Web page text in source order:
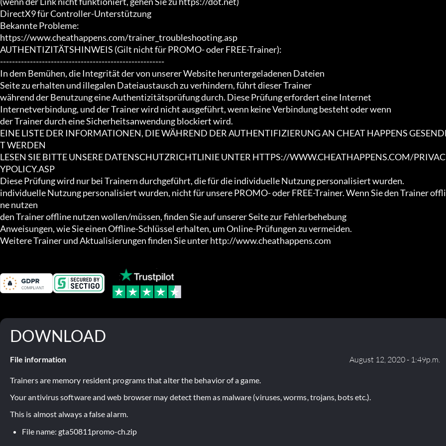
DirectX9 für Controller-Unterstützung
Bekannte Probleme:
https://www.cheathappens.com/trainer_troubleshooting.asp
AUTHENTIZITÄTSHINWEIS (Gilt nicht für PROMO- oder FREE-Trainer):
-------------------------------------------------------
In dem Bemühen, die Integrität der von unserer Website heruntergeladenen Dateien
Seite zu erhalten und illegalen Dateiaustausch zu verhindern, führt dieser Trainer
während der Benutzung eine Authentizitätsprüfung durch. Diese Prüfung erfordert eine Internet
Internetverbindung, und der Trainer wird nicht ausgeführt, wenn keine Verbindung besteht oder wenn
der Trainer durch eine Sicherheitsanwendung blockiert wird.
EINE LISTE DER INFORMATIONEN, DIE WÄHREND DER AUTHENTIFIZIERUNG AN CHEAT HAPPENS
T WERDEN
LESEN SIE BITTE UNSERE DATENSCHUTZRICHTLINIE UNTER HTTPS://WWW.CHEATHAPPENS.COM/PRIVAC
YPOLICY.ASP
Diese Prüfung wird nur bei Trainern durchgeführt, die für die individuelle Nutzung personalisiert wurden.
individuelle Nutzung personalisiert wurden, nicht für unsere PROMO- oder FREE-Trainer. Wenn Sie den Trainer offli
ne nutzen
den Trainer offline nutzen wollen/müssen, finden Sie auf unserer Seite zur Fehlerbehebung
Anweisungen, wie Sie einen Offline-Schlüssel erhalten, um Online-Prüfungen zu vermeiden.
Weitere Trainer und Aktualisierungen finden Sie unter http://www.cheathappens.com
DOWNLOAD
File information August 12, 2020 - 1:49p.m.
Trainers are memory resident programs that alter the behavior of a game.
Your antivirus software and web browser may detect them as malware (viruses, worms, trojans, bots etc.).
This is almost always a false alarm.
File name: gta50811promo-ch.zip